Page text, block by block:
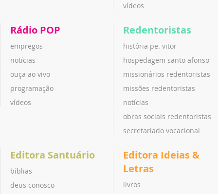
vídeos
Rádio POP
empregos
notícias
ouça ao vivo
programação
vídeos
Redentoristas
história pe. vitor
hospedagem santo afonso
missionários redentoristas
missões redentoristas
notícias
obras sociais redentoristas
secretariado vocacional
Editora Santuário
bíblias
deus conosco
Editora Ideias &
Letras
livros